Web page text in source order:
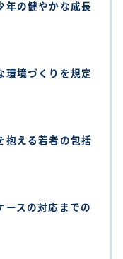
年の健やかな成長
環境づくりを規定
抱える若者の包括
ースの対応までの